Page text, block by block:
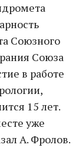
Союзного
Союза
в работе
15 лет.
уже
А. Фролов.